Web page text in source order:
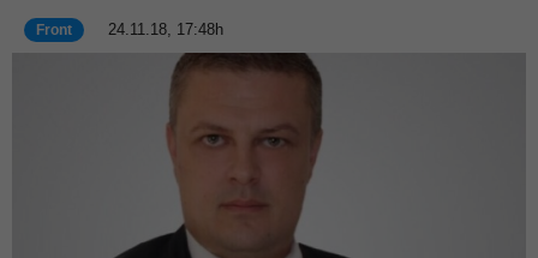
Front 24.11.18, 17:48h